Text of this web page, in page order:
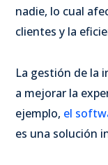
nadie, lo cual
clientes y la
La gestión de la
a mejorar la
ejemplo, el
es una solución